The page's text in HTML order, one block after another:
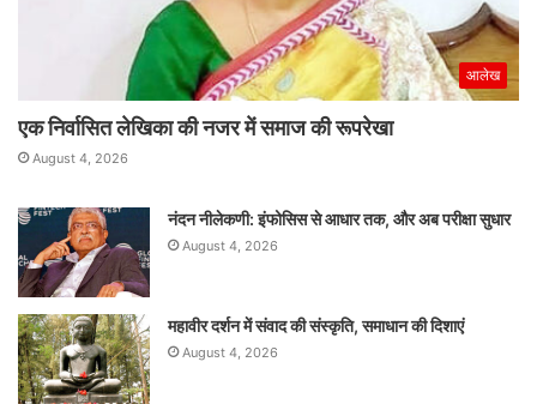
आलेख
एक निर्वासित लेखिका की नजर में समाज की रूपरेखा
August 4, 2026
नंदन नीलेकणी: इंफोसिस से आधार तक, और अब परीक्षा सुधार
August 4, 2026
महावीर दर्शन में संवाद की संस्कृति, समाधान की दिशाएं
August 4, 2026